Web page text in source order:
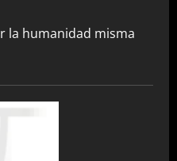
la humanidad misma